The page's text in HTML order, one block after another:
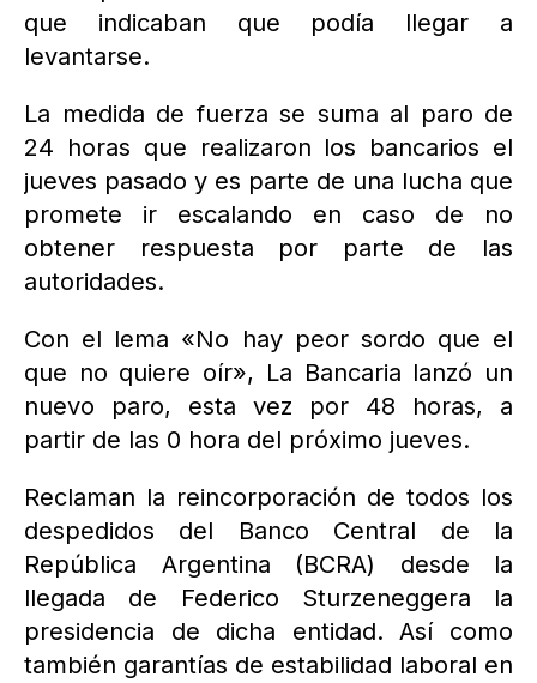
que indicaban que podía llegar a
levantarse.
La medida de fuerza se suma al paro de
24 horas que realizaron los bancarios el
jueves pasado y es parte de una lucha que
promete ir escalando en caso de no
obtener respuesta por parte de las
autoridades.
Con el lema «No hay peor sordo que el
que no quiere oír», La Bancaria lanzó un
nuevo paro, esta vez por 48 horas, a
partir de las 0 hora del próximo jueves.
Reclaman la reincorporación de todos los
despedidos del Banco Central de la
República Argentina (BCRA) desde la
llegada de Federico Sturzeneggera la
presidencia de dicha entidad. Así como
también garantías de estabilidad laboral en